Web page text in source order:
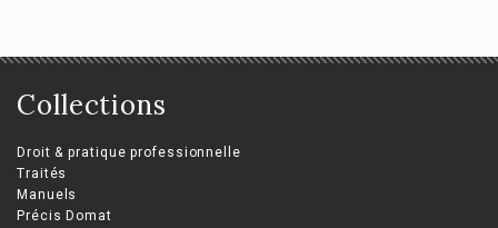
Collections
Droit & pratique professionnelle
Traités
Manuels
Précis Domat